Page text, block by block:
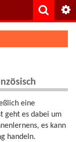
eine
geht es dabei um
es kann
handeln.